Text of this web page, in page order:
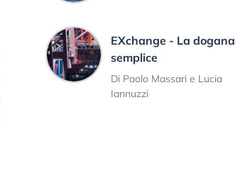
EXchange - La dogana
semplice
Di Paolo Massari e Lucia
Iannuzzi